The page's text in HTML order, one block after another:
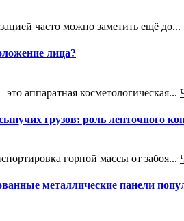
часто можно заметить ещё до...
лица?
аппаратная косметологическая...
грузов: роль ленточного
горной массы от забоя...
металлические панели